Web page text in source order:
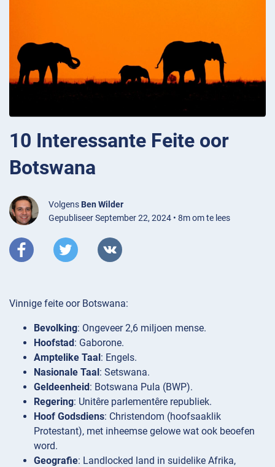
10 Interessante Feite oor
Botswana
Volgens Ben Wilder
Gepubliseer September 22, 2024 • 8m om te lees
Vinnige feite oor Botswana:
Bevolking: Ongeveer 2,6 miljoen mense.
Hoofstad: Gaborone.
Amptelike Taal: Engels.
Nasionale Taal: Setswana.
Geldeenheid: Botswana Pula (BWP).
Regering: Unitêre parlementêre republiek.
Hoof Godsdiens: Christendom (hoofsaaklik
Protestant), met inheemse gelowe wat ook beoefen
word.
Geografie: Landlocked land in suidelike Afrika,